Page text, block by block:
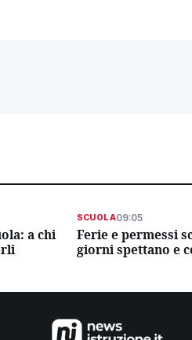
a chi
SCUOLA09:05
Ferie e permessi
giorni spettano e